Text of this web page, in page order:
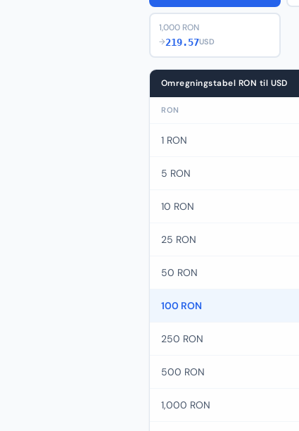
1,000 RON
→219.57USD
Omregningstabel RON til USD
RON
1 RON
5 RON
10 RON
25 RON
50 RON
100 RON
250 RON
500 RON
1,000 RON